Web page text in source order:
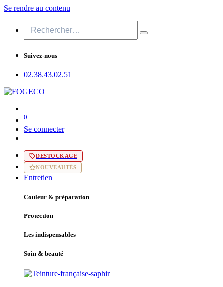
Se rendre au contenu
Suivez-nous
02.38.43​.02.51
0
Se connecter
DESTOCKAGE
NOUVEAUTÉS
Entretien
Couleur & préparation
Protection
Les indispensables
Soin & beauté